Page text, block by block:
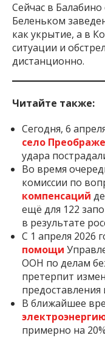
Сейчас в
Беленьком
как укрытие, а в
ситуации и
дистанционно.
Читайте также:
Сегодня, 6
село
удара
Во время
комиссии по
компенсаций
ещё для 122
в результате
С 1 апреля 2026
помощи
ООН по делам
претерпит
В ближайшее
примерно на